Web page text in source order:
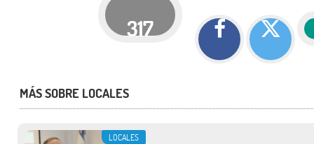
317
MÁS SOBRE LOCALES
LOCALES